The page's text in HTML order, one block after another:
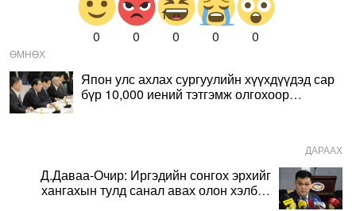
0 0 0 0 0
ӨМНӨХ
Япон улс ахлах сургуулийн хүүхдүүдэд сар
бүр 10,000 иений тэтгэмж олгохоор
ДАРААХ
Д.Даваа-Очир: Иргэдийн сонгох эрхийг
хангахын тулд санал авах олон хэлбэр